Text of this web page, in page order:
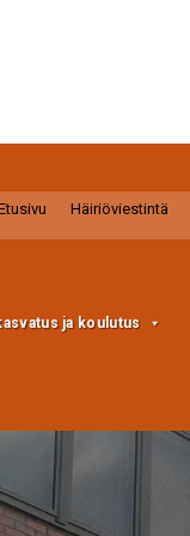
Häiriöviestintä
ja koulutus